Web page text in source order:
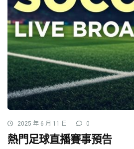
2025 年 6 月 11 日 0
熱門足球直播賽事預告